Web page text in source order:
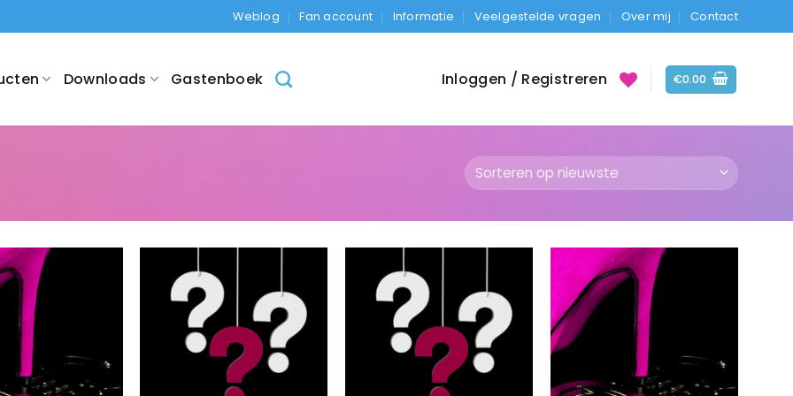
Weblog Fan account Informatie Veelgestelde vragen Over mij Contact
Downloads Gastenboek Inloggen / Registreren €0.00